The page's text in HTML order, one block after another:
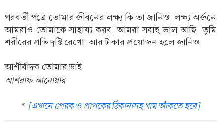
পরবর্তী পত্রে তোমার জীবনের লক্ষ্য কি তা জানিও। লক্ষ্য অর্জনে
আমরাও তোমাকে সাহায্য করব। আমরা সবাই ভাল আছি। তুমি
শরীরের প্রতি দৃষ্টি রেখো। আর টাকার প্রয়োজন হলে জানিও।
আশীর্বাদক তোমার ভাই
আশরাফ আনোয়ার
* [এখানে প্রেরক ও প্রাপকের ঠিকানাসহ খাম আঁকতে হবে]